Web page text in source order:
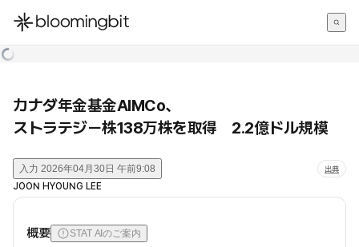
한국어
カナダ年金基金AIMCo、
ストラテジー株138万株を取得 2.2億ドル規模
入力 2026年04月30日 午前9:08 出典
JOON HYOUNG LEE
概要 STAT AIのご案内